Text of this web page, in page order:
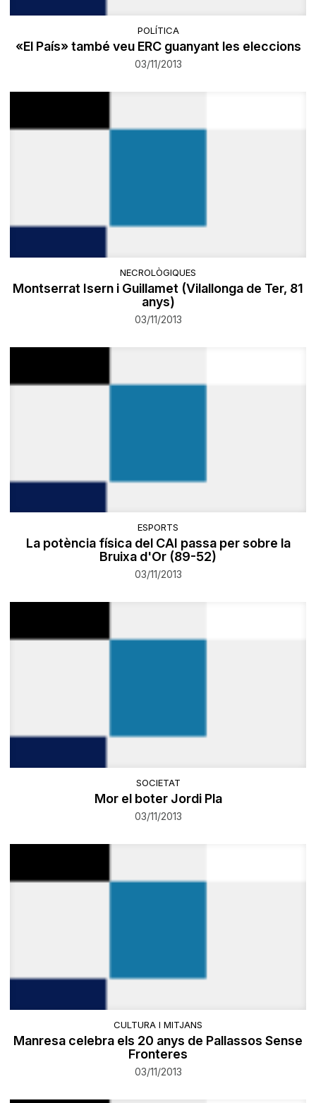
POLÍTICA
«El País» també veu ERC guanyant les eleccions
03/11/2013
NECROLÒGIQUES
Montserrat Isern i Guillamet (Vilallonga de Ter, 81
anys)
03/11/2013
ESPORTS
La potència física del CAI passa per sobre la
Bruixa d'Or (89-52)
03/11/2013
SOCIETAT
Mor el boter Jordi Pla
03/11/2013
CULTURA I MITJANS
Manresa celebra els 20 anys de Pallassos Sense
Fronteres
03/11/2013